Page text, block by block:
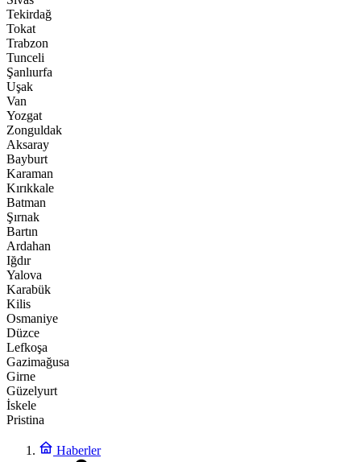
Tekirdağ
Tokat
Trabzon
Tunceli
Şanlıurfa
Uşak
Van
Yozgat
Zonguldak
Aksaray
Bayburt
Karaman
Kırıkkale
Batman
Şırnak
Bartın
Ardahan
Iğdır
Yalova
Karabük
Kilis
Osmaniye
Düzce
Lefkoşa
Gazimağusa
Girne
Güzelyurt
İskele
Pristina
Haberler